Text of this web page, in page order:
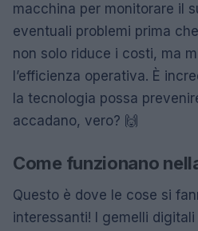
macchina per monitorare il
eventuali problemi prima
non solo riduce i costi, ma
l’efficienza operativa. È
la tecnologia possa
accadano, vero? 🙌
Come funzionano
Questo è dove le cose si
interessanti! I gemelli